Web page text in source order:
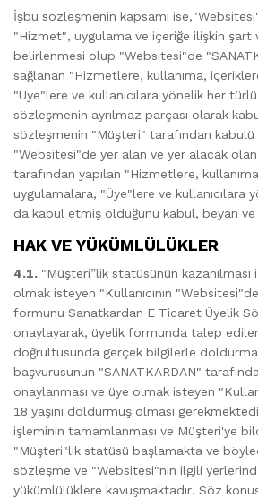
İşbu sözleşmenin kapsamı
"Hizmet", uygulama ve içeriğe ilişkin şart
belirlenmesi olup "Websitesi"de
sağlanan "Hizmetlere, kullanıma,
"Üye"lere ve kullanıcılara yönelik her
sözleşmenin ayrılmaz parçası olarak
sözleşmenin "Müşteri" tarafından
"Websitesi"de yer alan ve yer alacak olan
tarafından yapılan "Hizmetlere,
uygulamalara, "Üye"lere ve kullanıcılara
da kabul etmiş olduğunu kabul, beyan
HAK VE YÜKÜMLÜLÜKLER
4.1. "Müşteri”lik statüsünün
olmak isteyen "Kullanıcının
formunu Sanatkardan E Ticaret Üyelik
onaylayarak, üyelik formunda talep
doğrultusunda gerçek bilgilerle
başvurusunun "SANATKARDAN"
onaylanması ve üye olmak isteyen
18 yaşını doldurmuş olması
işleminin tamamlanması ve Müşteri'ye
"Müşteri"lik statüsü başlamakta ve
sözleşme ve "Websitesi"nin ilgili
yükümlülüklere kavuşmaktadır. Söz